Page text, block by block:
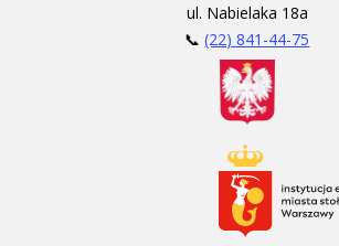
ul. Nabielaka 18a
📞(22) 841-44-75